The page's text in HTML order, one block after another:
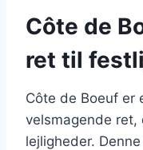
Côte de
ret til
Côte de Boeuf er
velsmagende
lejligheder.